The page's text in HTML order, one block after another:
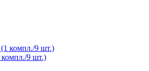
9 шт.)